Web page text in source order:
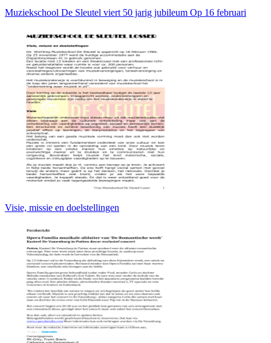
Muziekschool De Sleutel viert 50 jarig jubileum Op 16 februari
Visie, missie en doelstellingen